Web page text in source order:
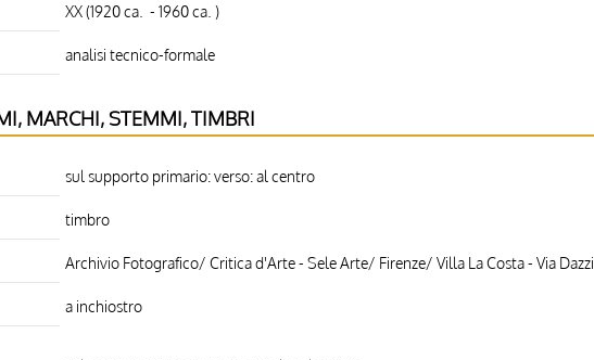
XX (1920 ca. - 1960 ca. )
analisi tecnico-formale
MARCHI, STEMMI, TIMBRI
sul supporto primario: verso: al centro
timbro
Archivio Fotografico/ Critica d'Arte - Sele Arte/ Firenze/ Villa La Costa - Via Dazzi
a inchiostro